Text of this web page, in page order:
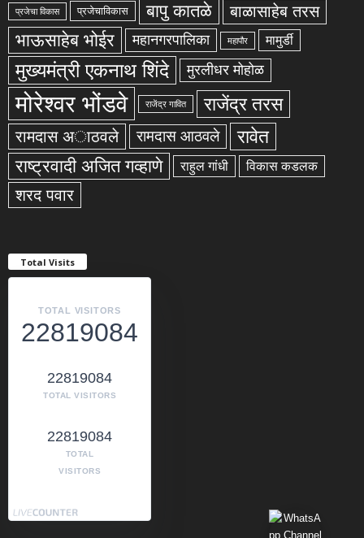
प्रजेचा विकास प्रजेचाविकास बापु कातळे बाळासाहेब तरस
भाऊसाहेब भोईर महानगरपालिका महापौर मामुर्डी
मुख्यमंत्री एकनाथ शिंदे मुरलीधर मोहोळ
मोरेश्वर भोंडवे राजेंद्र गावित राजेंद्र तरस
रामदास अाठवले रामदास आठवले रावेत
राष्ट्रवादी अजित गव्हाणे राहुल गांधी विकास कडलक
शरद पवार
Total Visits
TOTAL VISITORS
22819084
22819084
TOTAL VISITORS
22819084
TOTAL
VISITORS